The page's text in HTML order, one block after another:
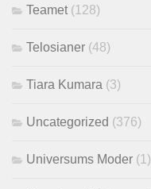
Teamet (128)
Telosianer (48)
Tiara Kumara (3)
Uncategorized (376)
Universums Moder (1)